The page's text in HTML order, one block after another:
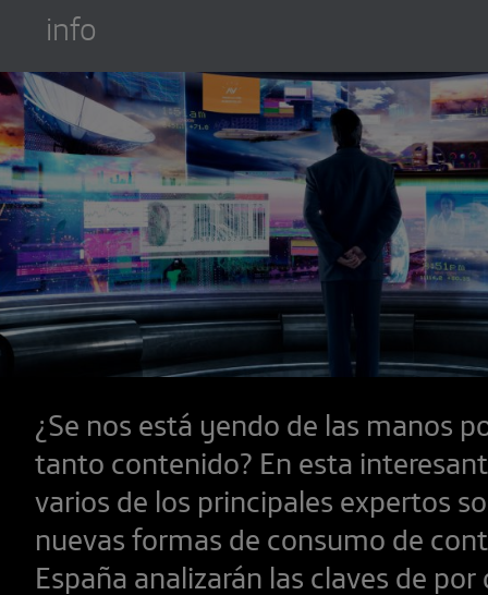
info
¿Se nos está yendo de las manos
tanto contenido? En esta
varios de los principales expertos
nuevas formas de consumo de
España analizarán las claves de